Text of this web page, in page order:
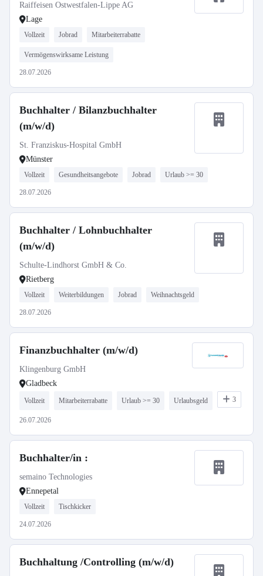
Raiffeisen Ostwestfalen-Lippe AG
Lage
Vollzeit Jobrad Mitarbeiterrabatte
Vermögenswirksame Leistung
28.07.2026
Buchhalter / Bilanzbuchhalter
(m/w/d)
St. Franziskus-Hospital GmbH
Münster
Vollzeit Gesundheitsangebote Jobrad Urlaub >= 30
28.07.2026
Buchhalter / Lohnbuchhalter
(m/w/d)
Schulte-Lindhorst GmbH & Co.
Rietberg
Vollzeit Weiterbildungen Jobrad Weihnachtsgeld
28.07.2026
Finanzbuchhalter (m/w/d)
Klingenburg GmbH
Gladbeck
Vollzeit Mitarbeiterrabatte Urlaub >= 30 Urlaubsgeld 3
26.07.2026
Buchhalter/in :
semaino Technologies
Ennepetal
Vollzeit Tischkicker
24.07.2026
Buchhaltung /Controlling (m/w/d)